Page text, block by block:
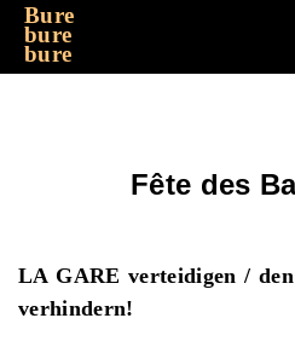
Bure
bure
bure
Fête des
LA GARE verteidigen /
verhindern!